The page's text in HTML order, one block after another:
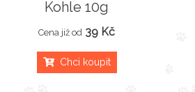
Kohle 10g
Cena již od 39 Kč
Chci koupit